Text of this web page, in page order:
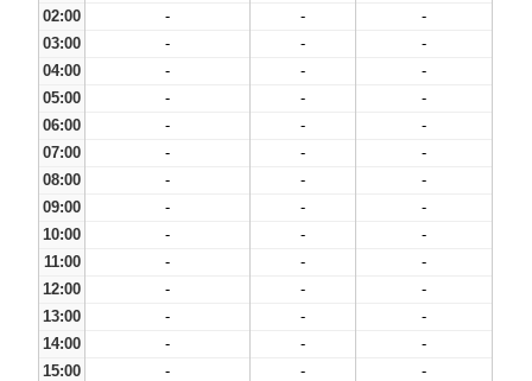
02:00
- -
-
03:00
- -
-
04:00
- -
-
05:00
- -
-
06:00
- -
-
07:00
- -
-
08:00
- -
-
09:00
- -
-
10:00
- -
-
11:00
- -
-
12:00
- -
-
13:00
- -
-
14:00
- -
-
15:00
- -
-